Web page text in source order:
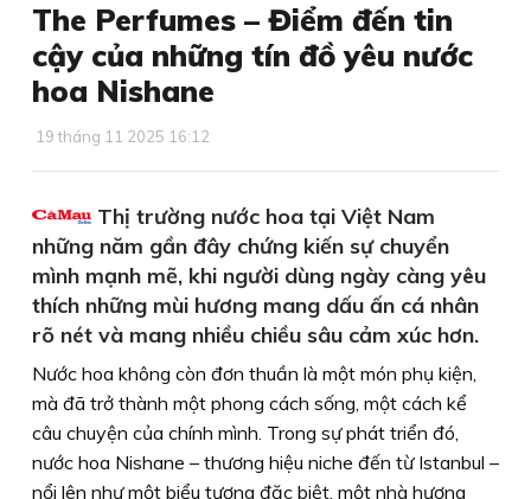
The Perfumes – Điểm đến tin
cậy của những tín đồ yêu nước
hoa Nishane
19 tháng 11 2025 16:12
Thị trường nước hoa tại Việt Nam
những năm gần đây chứng kiến sự chuyển
mình mạnh mẽ, khi người dùng ngày càng yêu
thích những mùi hương mang dấu ấn cá nhân
rõ nét và mang nhiều chiều sâu cảm xúc hơn.
Nước hoa không còn đơn thuần là một món phụ kiện,
mà đã trở thành một phong cách sống, một cách kể
câu chuyện của chính mình. Trong sự phát triển đó,
nước hoa Nishane – thương hiệu niche đến từ Istanbul –
nổi lên như một biểu tượng đặc biệt, một nhà hương